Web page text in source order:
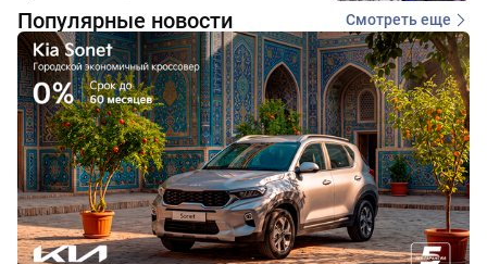
Популярные новости Смотреть еще